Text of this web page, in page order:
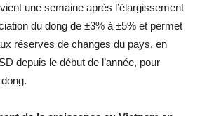
une semaine après l’élargissement
du dong de ±3% à ±5% et permet
réserves de changes du pays, en
depuis le début de l’année, pour